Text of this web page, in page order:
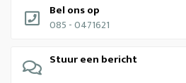
Bel ons op
085 - 0471621
Stuur een bericht